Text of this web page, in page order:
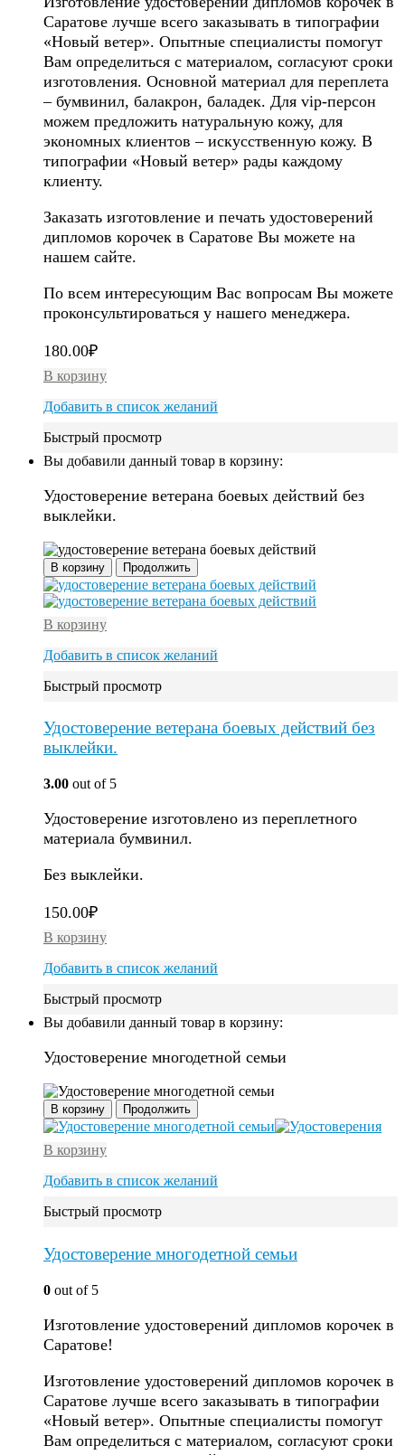
Саратове лучше всего заказывать в типографии
«Новый ветер». Опытные специалисты помогут
Вам определиться с материалом, согласуют сроки
изготовления. Основной материал для переплета
– бумвинил, балакрон, баладек. Для vip-персон
можем предложить натуральную кожу, для
экономных клиентов – искусственную кожу. В
типографии «Новый ветер» рады каждому
клиенту.
Заказать изготовление и печать удостоверений
дипломов корочек в Саратове Вы можете на
нашем сайте.
По всем интересующим Вас вопросам Вы можете
проконсультироваться у нашего менеджера.
180.00₽
В корзину
Добавить в список желаний
Быстрый просмотр
Вы добавили данный товар в корзину:
Удостоверение ветерана боевых действий без
выклейки.
В корзину Продолжить
В корзину
Добавить в список желаний
Быстрый просмотр
Удостоверение ветерана боевых действий без
выклейки.
3.00 out of 5
Удостоверение изготовлено из переплетного
материала бумвинил.
Без выклейки.
150.00₽
В корзину
Добавить в список желаний
Быстрый просмотр
Вы добавили данный товар в корзину:
Удостоверение многодетной семьи
В корзину Продолжить
В корзину
Добавить в список желаний
Быстрый просмотр
Удостоверение многодетной семьи
0 out of 5
Изготовление удостоверений дипломов корочек в
Саратове!
Изготовление удостоверений дипломов корочек в
Саратове лучше всего заказывать в типографии
«Новый ветер». Опытные специалисты помогут
Вам определиться с материалом, согласуют сроки